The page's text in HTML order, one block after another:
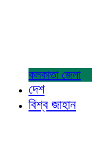
কলকাতা জেলা
দেশ
বিশ্ব জাহান